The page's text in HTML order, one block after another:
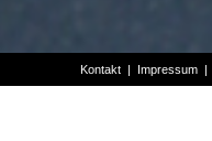
Kontakt | Impressum